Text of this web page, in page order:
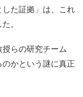
た証拠」は、これ
。
らの研究チーム
かという謎に真正